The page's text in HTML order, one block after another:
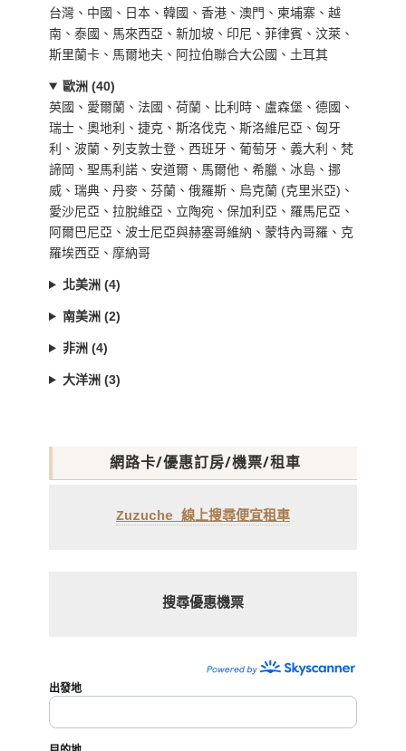
台灣、中國、日本、韓國、香港、澳門、柬埔寨、越
南、泰國、馬來西亞、新加坡、印尼、菲律賓、汶萊、
斯里蘭卡、馬爾地夫、阿拉伯聯合大公國、土耳其
歐洲 (40)
英國、愛爾蘭、法國、荷蘭、比利時、盧森堡、德國、
瑞士、奧地利、捷克、斯洛伐克、斯洛維尼亞、匈牙
利、波蘭、列支敦士登、西班牙、葡萄牙、義大利、梵
諦岡、聖馬利諾、安道爾、馬爾他、希臘、冰島、挪
威、瑞典、丹麥、芬蘭、俄羅斯、烏克蘭 (克里米亞)、
愛沙尼亞、拉脫維亞、立陶宛、保加利亞、羅馬尼亞、
阿爾巴尼亞、波士尼亞與赫塞哥維納、蒙特內哥羅、克
羅埃西亞、摩納哥
北美洲 (4)
南美洲 (2)
非洲 (4)
大洋洲 (3)
網路卡/優惠訂房/機票/租車
Zuzuche 線上搜尋便宜租車
搜尋優惠機票